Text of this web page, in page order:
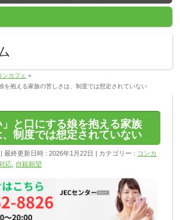
ンカフェ »
を抱える家族の苦しさは、制度では想定されていない
」と口にする娘を抱える家族
制度では想定されていない
最終更新日時 : 2026年1月22日 カテゴリー : コンカ
応 自殺願望